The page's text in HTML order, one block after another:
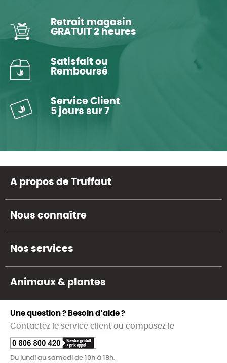
Retrait magasin
GRATUIT 2 heures
Satisfait ou
Remboursé
Service Client
5 jours sur 7
A propos de Truffaut
Nous connaître
Nos services
Animaux & plantes
Une question ? Besoin d’aide ?
Contactez le service client ou composez le
Du lundi au samedi de 10h à 18h.